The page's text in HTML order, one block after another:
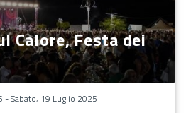
Calore, Festa dei
-Sabato, 19 Luglio 2025